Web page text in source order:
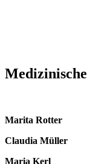
Marita Rotter
Claudia Müller
Maria Kerl